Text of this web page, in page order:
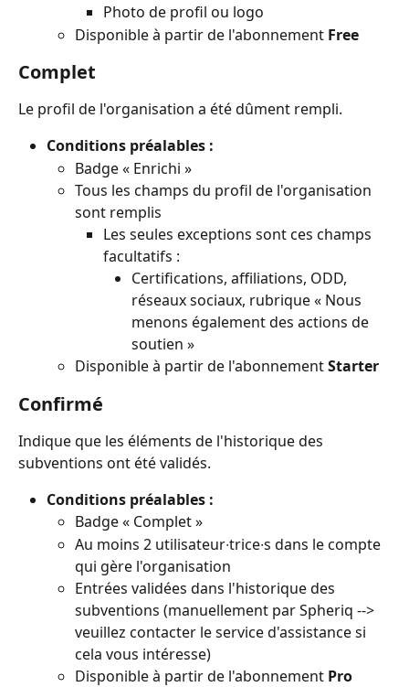
Photo de profil ou logo
Disponible à partir de l'abonnement Free
Complet
Le profil de l'organisation a été dûment rempli.
Conditions préalables :
Badge « Enrichi »
Tous les champs du profil de l'organisation
sont remplis
Les seules exceptions sont ces champs
facultatifs :
Certifications, affiliations, ODD,
réseaux sociaux, rubrique « Nous
menons également des actions de
soutien »
Disponible à partir de l'abonnement Starter
Confirmé
Indique que les éléments de l'historique des
subventions ont été validés.
Conditions préalables :
Badge « Complet »
Au moins 2 utilisateur∙trice∙s dans le compte
qui gère l'organisation
Entrées validées dans l'historique des
subventions (manuellement par Spheriq -->
veuillez contacter le service d'assistance si
cela vous intéresse)
Disponible à partir de l'abonnement Pro